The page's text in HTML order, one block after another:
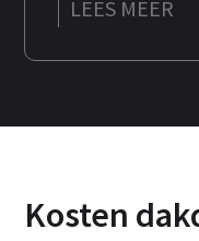
LEES MEER
Kosten